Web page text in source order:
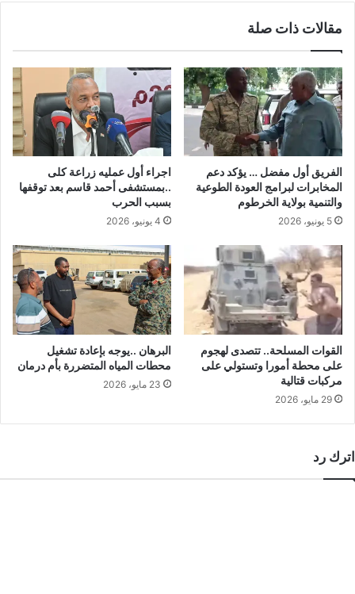
مقالات ذات صلة
الفريق أول مفضل … يؤكد دعم
المخابرات لبرامج العودة الطوعية
والتنمية بولاية الخرطوم
5 يونيو، 2026
اجراء أول عمليه زراعة كلى
..بمستشفى أحمد قاسم بعد توقفها
بسبب الحرب
4 يونيو، 2026
القوات المسلحة.. تتصدى لهجوم
على محطة أمورا وتستولي على
مركبات قتالية
29 مايو، 2026
البرهان ..يوجه بإعادة تشغيل
محطات المياه المتضررة بأم درمان
23 مايو، 2026
اترك رد